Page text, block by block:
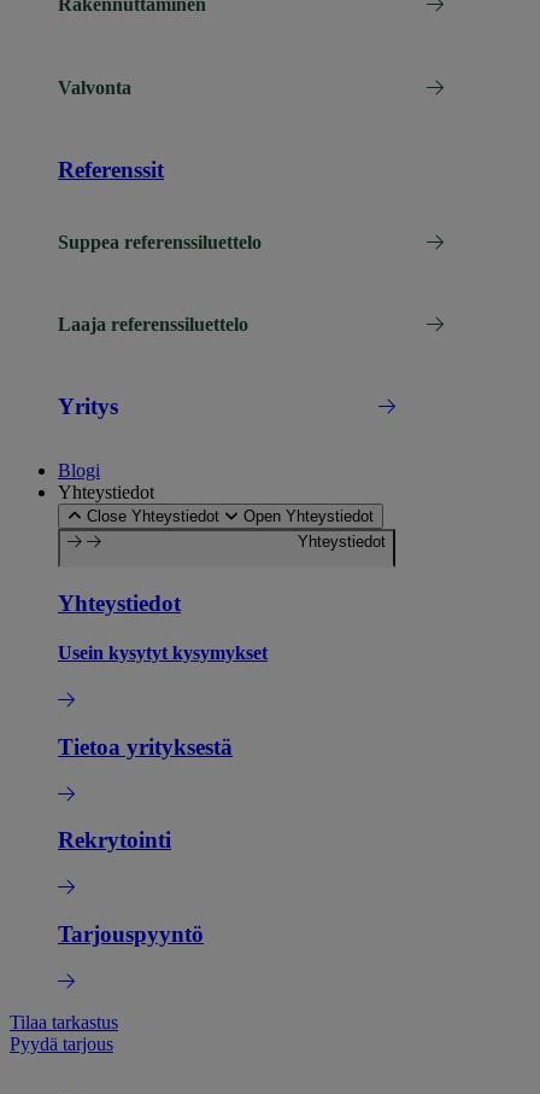
Rakennuttaminen
Valvonta
Referenssit
Suppea referenssiluettelo
Laaja referenssiluettelo
Yritys
Blogi
Yhteystiedot
Close Yhteystiedot
Open Yhteystiedot
Yhteystiedot
Yhteystiedot
Usein kysytyt kysymykset
Tietoa yrityksestä
Rekrytointi
Tarjouspyyntö
Tilaa tarkastus
Pyydä tarjous